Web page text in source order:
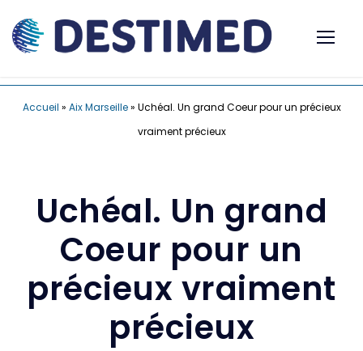
Accueil » Aix Marseille» Uchéal. Un grand Coeur pour un précieux
vraiment précieux
Uchéal. Un grand
Coeur pour un
précieux vraiment
précieux